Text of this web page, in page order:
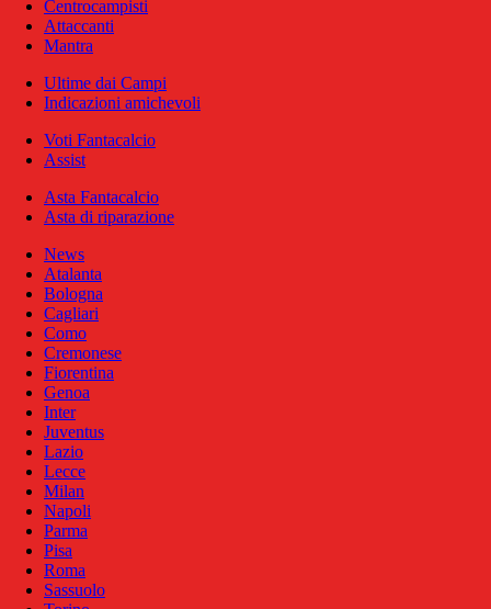
Centrocampisti
Attaccanti
Mantra
Ultime dai Campi
Indicazioni amichevoli
Voti Fantacalcio
Assist
Asta Fantacalcio
Asta di riparazione
News
Atalanta
Bologna
Cagliari
Como
Cremonese
Fiorentina
Genoa
Inter
Juventus
Lazio
Lecce
Milan
Napoli
Parma
Pisa
Roma
Sassuolo